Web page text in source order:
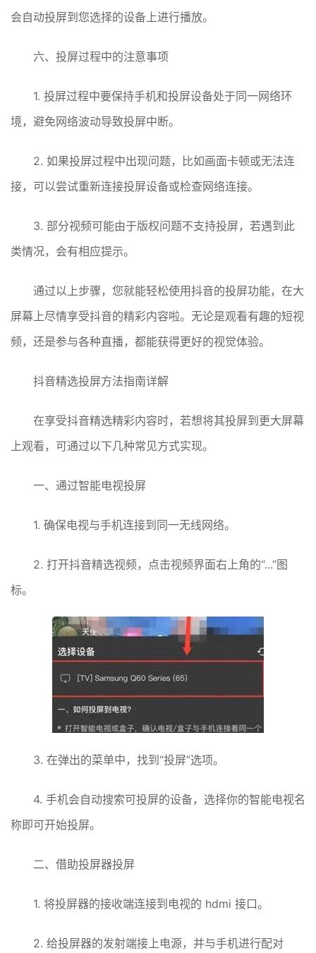
会自动投屏到您选择的设备上进行播放。
六、投屏过程中的注意事项
1. 投屏过程中要保持手机和投屏设备处于同一网络环
境，避免网络波动导致投屏中断。
2. 如果投屏过程中出现问题，比如画面卡顿或无法连
接，可以尝试重新连接投屏设备或检查网络连接。
3. 部分视频可能由于版权问题不支持投屏，若遇到此
类情况，会有相应提示。
通过以上步骤，您就能轻松使用抖音的投屏功能，在大
屏幕上尽情享受抖音的精彩内容啦。无论是观看有趣的短视
频，还是参与各种直播，都能获得更好的视觉体验。
抖音精选投屏方法指南详解
在享受抖音精选精彩内容时，若想将其投屏到更大屏幕
上观看，可通过以下几种常见方式实现。
一、通过智能电视投屏
1. 确保电视与手机连接到同一无线网络。
2. 打开抖音精选视频，点击视频界面右上角的“...”图
标。
3. 在弹出的菜单中，找到“投屏”选项。
4. 手机会自动搜索可投屏的设备，选择你的智能电视名
称即可开始投屏。
二、借助投屏器投屏
1. 将投屏器的接收端连接到电视的 hdmi 接口。
2. 给投屏器的发射端接上电源，并与手机进行配对